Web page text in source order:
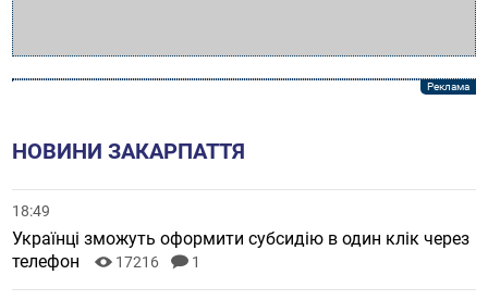
НОВИНИ ЗАКАРПАТТЯ
18:49
Українці зможуть оформити субсидію в один клік через
телефон
17216 1